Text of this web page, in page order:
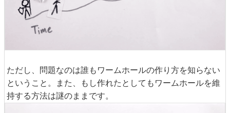
ただし、問題なのは誰もワームホールの作り方を知らない
ということ。また、もし作れたとしてもワームホールを維
持する方法は謎のままです。